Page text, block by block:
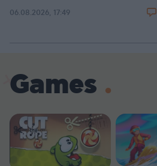
06.08.2026, 17:49
Games